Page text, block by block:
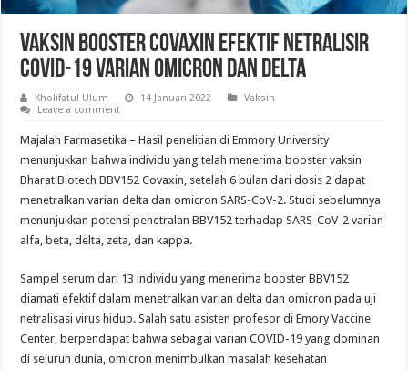
Vaksin Booster Covaxin Efektif Netralisir
COVID-19 Varian Omicron dan Delta
Kholifatul Ulum 14 Januari 2022
Vaksin
Leave a comment
Majalah Farmasetika – Hasil penelitian di Emmory University
menunjukkan bahwa individu yang telah menerima booster vaksin
Bharat Biotech BBV152 Covaxin, setelah 6 bulan dari dosis 2 dapat
menetralkan varian delta dan omicron SARS-CoV-2. Studi sebelumnya
menunjukkan potensi penetralan BBV152 terhadap SARS-CoV-2 varian
alfa, beta, delta, zeta, dan kappa.
Sampel serum dari 13 individu yang menerima booster BBV152
diamati efektif dalam menetralkan varian delta dan omicron pada uji
netralisasi virus hidup. Salah satu asisten profesor di Emory Vaccine
Center, berpendapat bahwa sebagai varian COVID-19 yang dominan
di seluruh dunia, omicron menimbulkan masalah kesehatan